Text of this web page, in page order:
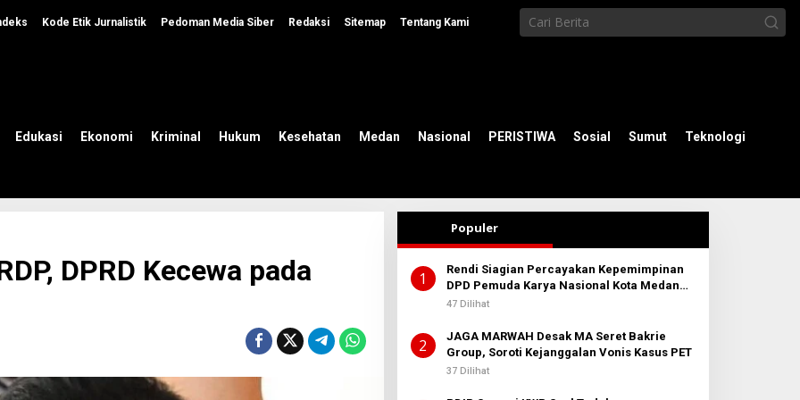
Kode Etik Jurnalistik Pedoman Media Siber Redaksi Sitemap Tentang Kami
Edukasi Ekonomi Kriminal Hukum Kesehatan Medan Nasional PERISTIWA Sosial Sumut Teknologi
DPRD Kecewa pada
Populer
1
Rendi Siagian Percayakan Kepemimpinan
DPD Pemuda Karya Nasional Kota Medan
kepada Josef Sembiring
47 Dilihat
2
JAGA MARWAH Desak MA Seret Bakrie
Group, Soroti Kejanggalan Vonis Kasus PET
37 Dilihat